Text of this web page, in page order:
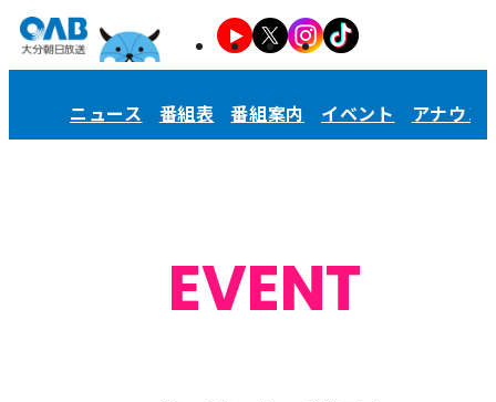
ニュース 番組表 番組案内 イベント アナウン
EVENT